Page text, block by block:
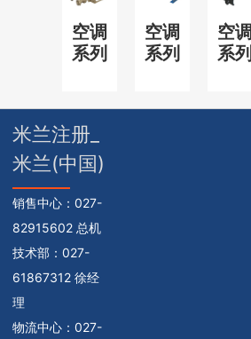
空调
系列
空调
系列
空调
系列
米兰注册_
米兰(中国)
销售中心： 027-
82915602 总机
技术部： 027-
61867312 徐经
理
物流中心： 027-